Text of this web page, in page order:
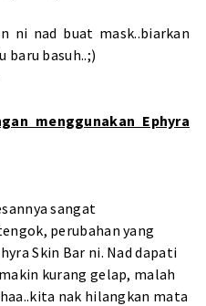
ni nad buat mask..biarkan
baru basuh..;)
menggunakan Ephyra
sangat
perubahan yang
Skin Bar ni. Nad dapati
kurang gelap, malah
nak hilangkan mata